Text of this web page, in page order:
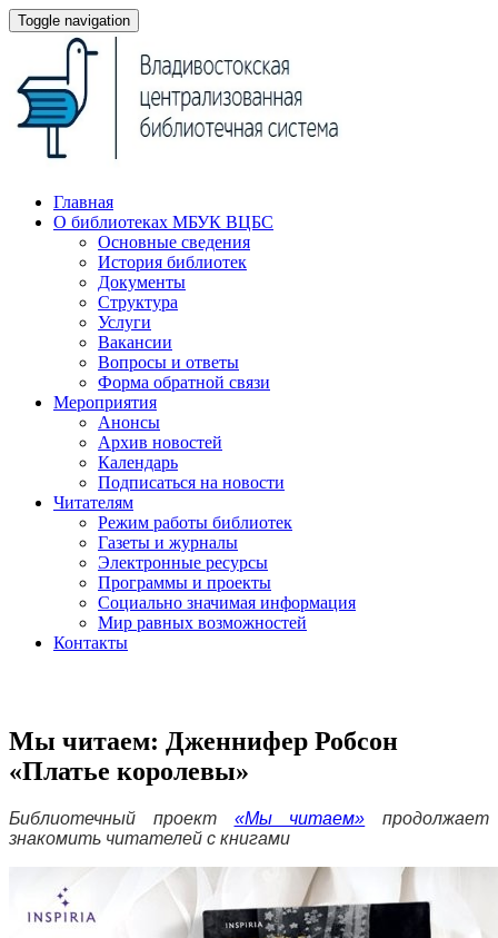
Toggle navigation
Главная
О библиотеках МБУК ВЦБС
Основные сведения
История библиотек
Документы
Структура
Услуги
Вакансии
Вопросы и ответы
Форма обратной связи
Мероприятия
Анонсы
Архив новостей
Календарь
Подписаться на новости
Читателям
Режим работы библиотек
Газеты и журналы
Электронные ресурсы
Программы и проекты
Социально значимая информация
Мир равных возможностей
Контакты
Мы читаем: Дженнифер Робсон
«Платье королевы»
Библиотечный проект «Мы читаем» продолжает
знакомить читателей с книгами